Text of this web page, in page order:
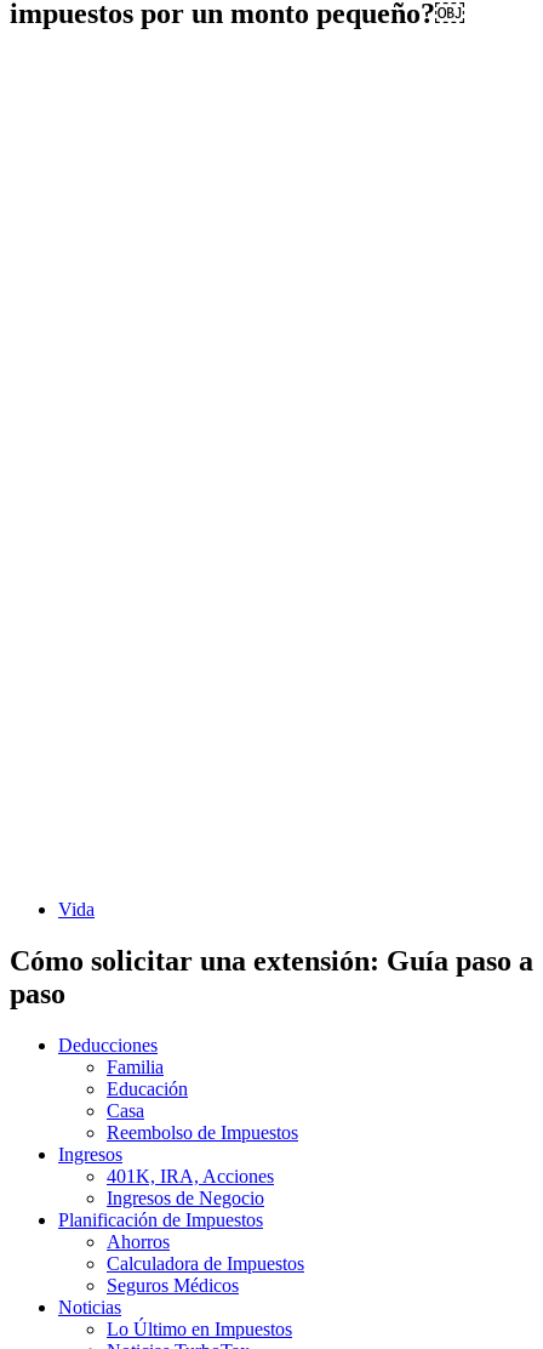
impuestos por un monto pequeño?￼
Vida
Cómo solicitar una extensión: Guía paso a
paso
Deducciones
Familia
Educación
Casa
Reembolso de Impuestos
Ingresos
401K, IRA, Acciones
Ingresos de Negocio
Planificación de Impuestos
Ahorros
Calculadora de Impuestos
Seguros Médicos
Noticias
Lo Último en Impuestos